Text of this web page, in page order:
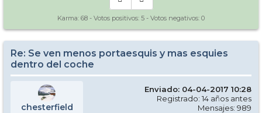
Karma: 68 - Votos positivos: 5 - Votos negativos: 0
Re: Se ven menos portaesquis y mas esquies
dentro del coche
chesterfield
Enviado: 04-04-2017 10:28
Registrado: 14 años antes
Mensajes: 989